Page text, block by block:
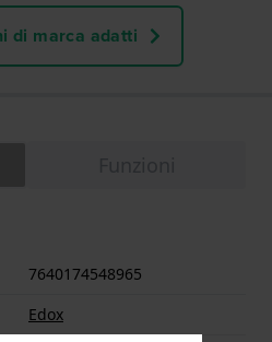
di marca adatti
7640174548965
Edox